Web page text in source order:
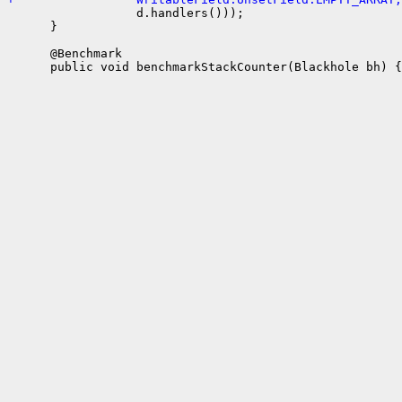
                  d.handlers()));
      }
      @Benchmark